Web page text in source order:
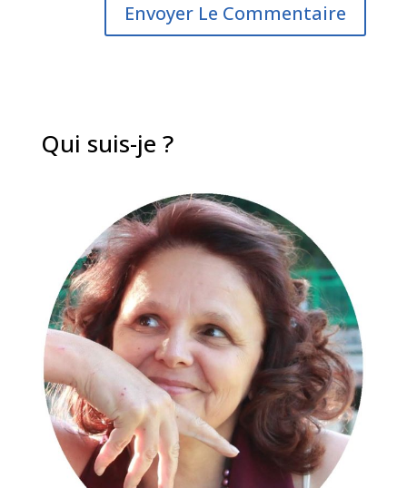
Qui suis-je ?